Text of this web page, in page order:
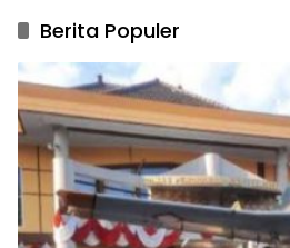
Berita Populer